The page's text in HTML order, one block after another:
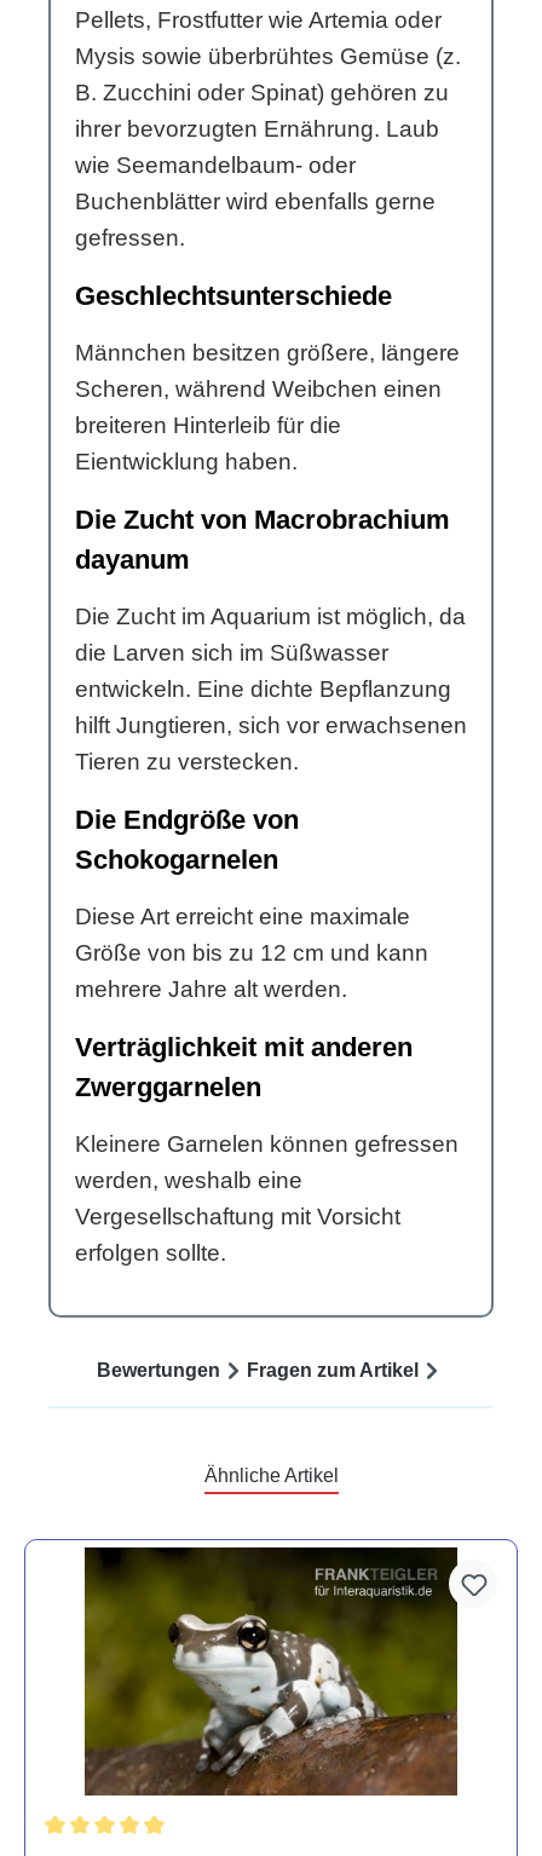
Pellets, Frostfutter wie Artemia oder
Mysis sowie überbrühtes Gemüse (z.
B. Zucchini oder Spinat) gehören zu
ihrer bevorzugten Ernährung. Laub
wie Seemandelbaum- oder
Buchenblätter wird ebenfalls gerne
gefressen.
Geschlechtsunterschiede
Männchen besitzen größere, längere
Scheren, während Weibchen einen
breiteren Hinterleib für die
Eientwicklung haben.
Die Zucht von Macrobrachium
dayanum
Die Zucht im Aquarium ist möglich, da
die Larven sich im Süßwasser
entwickeln. Eine dichte Bepflanzung
hilft Jungtieren, sich vor erwachsenen
Tieren zu verstecken.
Die Endgröße von
Schokogarnelen
Diese Art erreicht eine maximale
Größe von bis zu 12 cm und kann
mehrere Jahre alt werden.
Verträglichkeit mit anderen
Zwerggarnelen
Kleinere Garnelen können gefressen
werden, weshalb eine
Vergesellschaftung mit Vorsicht
erfolgen sollte.
Bewertungen Fragen zum Artikel
Ähnliche Artikel